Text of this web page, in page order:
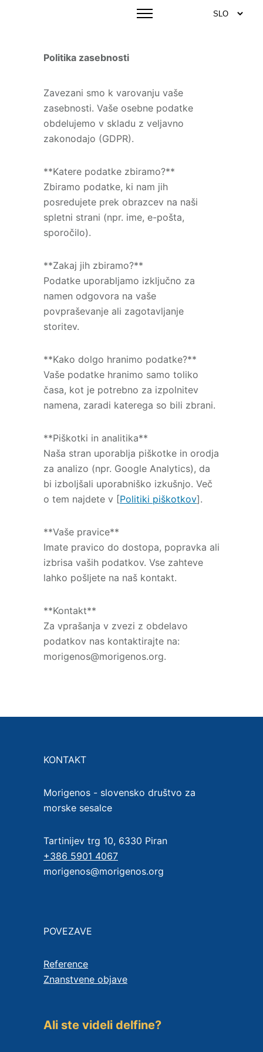
Politika zasebnosti
Zavezani smo k varovanju vaše
zasebnosti. Vaše osebne podatke
obdelujemo v skladu z veljavno
zakonodajo (GDPR).
**Katere podatke zbiramo?**
Zbiramo podatke, ki nam jih
posredujete prek obrazcev na naši
spletni strani (npr. ime, e-pošta,
sporočilo).
**Zakaj jih zbiramo?**
Podatke uporabljamo izključno za
namen odgovora na vaše
povpraševanje ali zagotavljanje
storitev.
**Kako dolgo hranimo podatke?**
Vaše podatke hranimo samo toliko
časa, kot je potrebno za izpolnitev
namena, zaradi katerega so bili zbrani.
**Piškotki in analitika**
Naša stran uporablja piškotke in orodja
za analizo (npr. Google Analytics), da
bi izboljšali uporabniško izkušnjo. Več
o tem najdete v [Politiki piškotkov].
**Vaše pravice**
Imate pravico do dostopa, popravka ali
izbrisa vaših podatkov. Vse zahteve
lahko pošljete na naš kontakt.
**Kontakt**
Za vprašanja v zvezi z obdelavo
podatkov nas kontaktirajte na:
morigenos@morigenos.org.
KONTAKT
Morigenos - slovensko društvo za
morske sesalce
Tartinijev trg 10, 6330 Piran
+386 5901 4067
morigenos@morigenos.org
POVEZAVE
Reference
Znanstvene objave
Ali ste videli delfine?